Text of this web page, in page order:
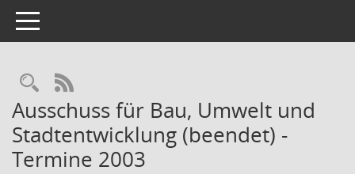
Toggle navigation
Rechercheauswahl
RSS-Feed
Ausschuss für Bau, Umwelt und
Stadtentwicklung (beendet) -
Termine 2003